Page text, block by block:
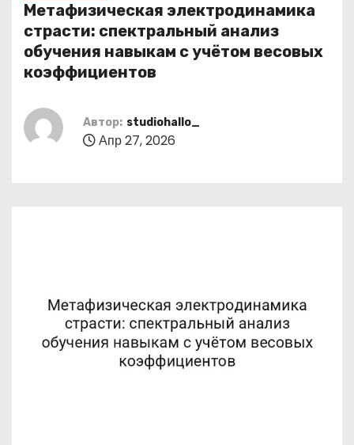
Метафизическая электродинамика
страсти: спектральный анализ
обучения навыкам с учётом весовых
коэффициентов
Автор: studiohallo_
Апр 27, 2026